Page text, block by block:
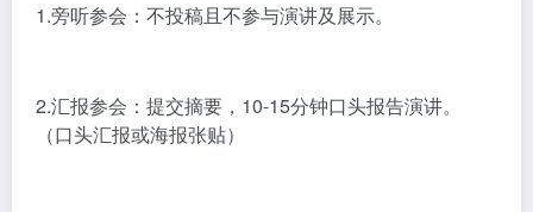
1.旁听参会：不投稿且不参与演讲及展示。
2.汇报参会：提交摘要，10-15分钟口头报告演讲。
（口头汇报或海报张贴）